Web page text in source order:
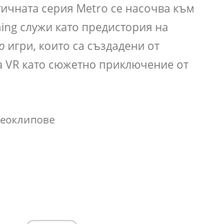
серия Metro се насочва към
служи като предистория на
игри, които са създадени от
VR като сюжетно приключение от